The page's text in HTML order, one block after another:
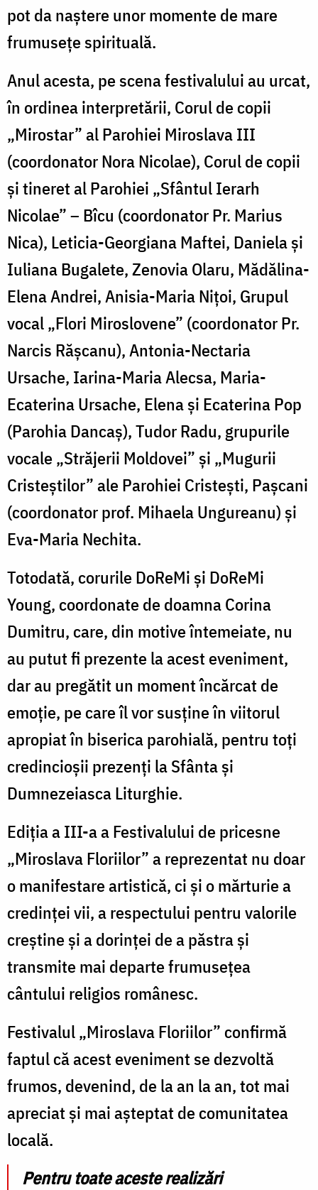
pot da naștere unor momente de mare
frumusețe spirituală.
Anul acesta, pe scena festivalului au urcat,
în ordinea interpretării, Corul de copii
„Mirostar” al Parohiei Miroslava III
(coordonator Nora Nicolae), Corul de copii
și tineret al Parohiei „Sfântul Ierarh
Nicolae” – Bîcu (coordonator Pr. Marius
Nica), Leticia-Georgiana Maftei, Daniela și
Iuliana Bugalete, Zenovia Olaru, Mădălina-
Elena Andrei, Anisia-Maria Nițoi, Grupul
vocal „Flori Miroslovene” (coordonator Pr.
Narcis Rășcanu), Antonia-Nectaria
Ursache, Iarina-Maria Alecsa, Maria-
Ecaterina Ursache, Elena și Ecaterina Pop
(Parohia Dancaș), Tudor Radu, grupurile
vocale „Străjerii Moldovei” și „Mugurii
Cristeștilor” ale Parohiei Cristești, Pașcani
(coordonator prof. Mihaela Ungureanu) și
Eva-Maria Nechita.
Totodată, corurile DoReMi și DoReMi
Young, coordonate de doamna Corina
Dumitru, care, din motive întemeiate, nu
au putut fi prezente la acest eveniment,
dar au pregătit un moment încărcat de
emoție, pe care îl vor susține în viitorul
apropiat în biserica parohială, pentru toți
credincioșii prezenți la Sfânta și
Dumnezeiasca Liturghie.
Ediția a III-a a Festivalului de pricesne
„Miroslava Floriilor” a reprezentat nu doar
o manifestare artistică, ci și o mărturie a
credinței vii, a respectului pentru valorile
creștine și a dorinței de a păstra și
transmite mai departe frumusețea
cântului religios românesc.
Festivalul „Miroslava Floriilor” confirmă
faptul că acest eveniment se dezvoltă
frumos, devenind, de la an la an, tot mai
apreciat și mai așteptat de comunitatea
locală.
Pentru toate aceste realizări